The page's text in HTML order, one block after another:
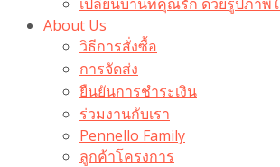
About Us
วิธีการสั่งซื้อ
การจัดส่ง
ยืนยันการชำระเงิน
ร่วมงานกับเรา
Pennello Family
ลูกค้าโครงการ